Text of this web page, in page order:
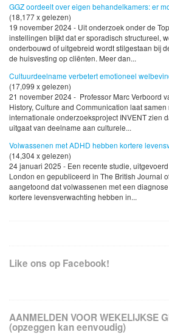
GGZ oordeelt over eigen behandelkamers: er
(18,177 x gelezen)
19 november 2024 - Uit onderzoek onder de
instellingen blijkt dat er sporadisch structureel,
onderbouwd of uitgebreid wordt stilgestaan bij
de huisvesting op cliënten. Meer dan...
Cultuurdeelname verbetert emotioneel
(17,099 x gelezen)
21 november 2024 - Professor Marc Verboord
History, Culture and Communication laat samen
internationale onderzoeksproject INVENT zien
uitgaat van deelname aan culturele...
Volwassenen met ADHD hebben kortere
(14,304 x gelezen)
24 januari 2025 - Een recente studie,
London en gepubliceerd in The British Journal
aangetoond dat volwassenen met een
kortere levensverwachting hebben in...
Like ons op Facebook!
AANMELDEN VOOR WEKELIJKSE
(opzeggen kan eenvoudig)